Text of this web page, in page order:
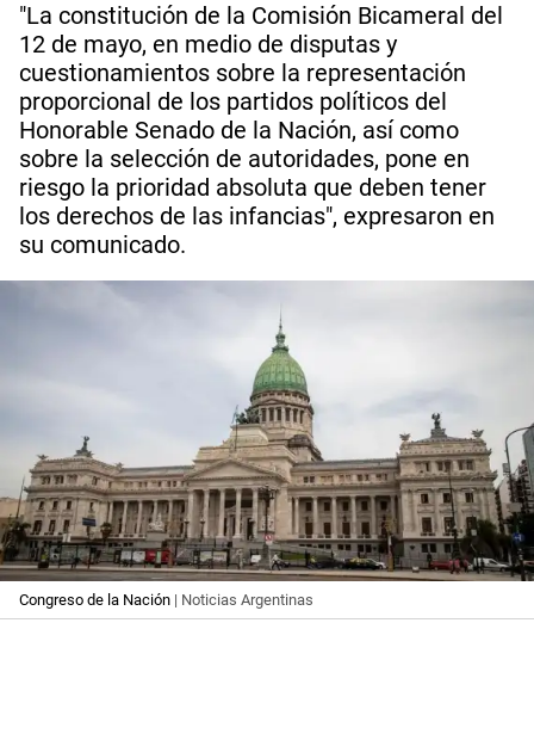
"La constitución de la Comisión Bicameral del
12 de mayo, en medio de disputas y
cuestionamientos sobre la representación
proporcional de los partidos políticos del
Honorable Senado de la Nación, así como
sobre la selección de autoridades, pone en
riesgo la prioridad absoluta que deben tener
los derechos de las infancias", expresaron en
su comunicado.
Congreso de la Nación | Noticias Argentinas